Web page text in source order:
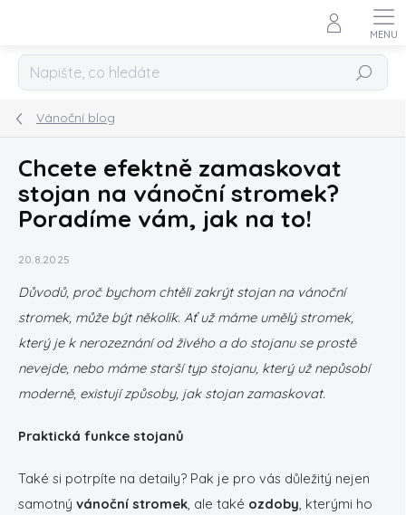
Hledat
Vánoční blog
Chcete efektně zamaskovat
stojan na vánoční stromek?
Poradíme vám, jak na to!
20.8.2025
Důvodů, proč bychom chtěli zakrýt stojan na vánoční
stromek, může být několik. Ať už máme umělý stromek,
který je k nerozeznání od živého a do stojanu se prostě
nevejde, nebo máme starší typ stojanu, který už nepůsobí
moderně, existují způsoby, jak stojan zamaskovat.
Praktická funkce stojanů
Také si potrpíte na detaily? Pak je pro vás důležitý nejen
samotný vánoční stromek, ale také ozdoby, kterými ho